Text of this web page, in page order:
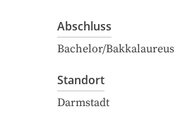
Abschluss
Bachelor/Bakkalaureus
Standort
Darmstadt